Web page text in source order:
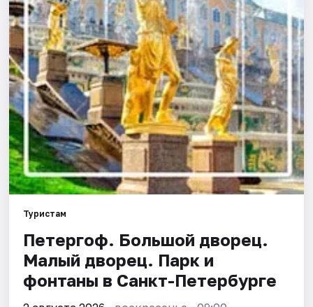
Площадки
Артисты
Рейтинги
Туристам
Петергоф. Большой дворец.
Малый дворец. Парк и
фонтаны в Санкт-Петербурге